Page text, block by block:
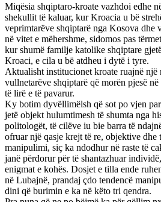
Miqësia shqiptaro-kroate vazhdoi edhe
shekullit të kaluar, kur Kroacia u bë
veprimtarëve shqiptarë nga Kosova dhe
në vitet e mëhershme, sidomos pas
kur shumë familje katolike shqiptare
Kroaci, e cila u bë atdheu i dytë i tyre.
Aktualisht institucionet kroate ruajnë një
vullnetarëve shqiptarë që morën pjesë
të lirë e të pavarur.
Ky botim dyvëllimëlsh që sot po vjen
jetë objekt hulumtimesh të shumta nga
politologët, të cilëve iu bie barra të
ofruar një qasje krejt të re, objektive dhe
manipulimi, siç ka ndodhur në raste të
janë përdorur për të shantazhuar
enigmat e kohës. Dosjet e tilla ende
në Lubajnë, prandaj çdo tendencë
dini që burimin e ka në këto tri qendra.